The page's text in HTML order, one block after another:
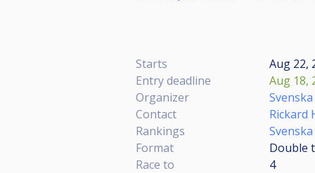
Starts
Aug 22,
Entry deadline
Aug 18,
Organizer
Contact
Rickard
Rankings
Format
Double
Race to
4